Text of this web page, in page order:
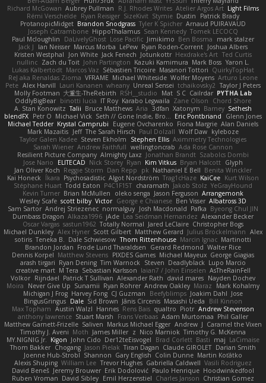
Richard McGowan Aubrey Pullman R.J. Rhodes Writes Atelier Argos Art Light Films
Rémi Verschelde Ryan Reisiger SizeKivit Stymie Dustin
Patrick Brady
ProtanopicMidget Brandon Snodgrass Tyler K Spicher Arnaud PUIRAVAUD
Joseph Catrambone HippoThalamus Sean Kennedy Tomek LECOCQ
Paul Mcloughlin
DaLivelyGhost Lose Pacific Jimikimo Ben Bosma
mark stalzer
Jack J
Ian Neisser Marcus Morba LePew Ryan Roden-Corrent Joshua Albers
Kristen Westphal
Jon White Jack Fenech Jotunkottr Hexdrake's Art Ted Curtis
nullinc Zach du Toit John Partington Kazuki Kamimura Mark Boss Yaron L.
Lukas Kalbertodt Marcos Vaz Sébastien Tricoire Masanori Tottori QuirkyTopHat
ReJ aka Renaldas Zioma VFRAME Michael Whiteside Wolfer Moyens Arturo Leone
Pete Alex Harvill Lauri Kananen wheany Unreal Sensei tchaikovsky2 Taylor J Peters
Molly Footman 大重生-TheRebirth RSH__studio Mat S C Cailrdar PYTHA Lab
OddlyBigBear binotti lucia IT Roy Karabo Legwaila Zane Olson
Chord Shore
A. Stan Konowitz Talii Bruce Matthews Aria 3dfan Xatonym Barney Sethesh
blendFX Petr O Michael Vick Seth // Gone Indie, Bro... Eric Pontbriand
Glenn Jones
Michael Tedder Krystal Camprubi Eugene Ovcharenko Fiona Margrie Alan Daniels
Mark Mazaitis Jeff The Sarah Hirsch Paul Dolzall Wolf Daw kyleboze
Taylor Galen Kadee Steven Ekholm Stephen Ellis Aximmetry Technologies
Sarah Wiener Andrew Faithfull wellingtoncrab Ada Rose Cannon
Resilient Picture Company Almighty Laxz Jonathan Brandt Szabolcs Dombi
Jose Nario
ELITECAD Nick Storey Ryan Kim Vitkus Bryan Halcott Glyph
Jan Oliver Koch Reggie Storm Dan Repp pk Nathaniel E Bell Benita Winckler
Kai Honeck
Íkara Psychosadistic Algot Nordström Trag1cHaze KaiCee Kurt Wilson
Stéphane Huart Todd Eaton P4C1F15T charamath Jakob Stolz YeGrayHound
Kevin Turner Brian McMullen oleko senga Jason Ferguson Arrangemonk
Wesley Scafe scott bilby Victor George e Chianese Ben Visser Albatross 3D
Sam Sartor Andrej Striezenec normalguy Josh Macdonald Pafka Byeong Chul JIN
Dumbass Dragon Alkaza1996 jAde Lea Seidman Hernandez Alexander Becker
Oscar Vargas sastun1962 Totally Normal Jared LeClaire Christopher Bogs
Michael Dunkley Alex Hyner Scott Gilbert Matthew Gerard Julius Brockelmann Alex
sotiris Teneka B. Dale Schwiesow Thom Rittenhouse Marcin Ignac Martinotti
Brandon Jordan Frode Lund Tharaldsen Gerard Redmond Walter Rice
Dennis Korpel Matthew Stevens PIXDES Games Michael Mayeux George Giagias
arash tirgari Ryan Dening Tim Warnock Steven Deadlyblack Lupo Marcio
creative mart M Tera Sebastian Karlsson Iaian7 / John Einselen AsTheRainFell
Volkor Rijndael Patrick T Sullivan Alexander Rath david mares Nayden Dochev
Moira
Never Give Up Sunamii Ryan Rohrer Andrew Oakley Maraz
Mark Kohalmy
Michigan J Frog Harvey Fong CJ Guzman Beefyblimps Joakim Dahl Jose
BingusGringus Dale Sid Brown Jānis Circenis Masashi Ueda
Bill Kinnon
Max Topham Austin Walzl Hannes Rens Bais qualtro Piotr Andrew Stevenson
anthony lawrence Stuart Marsh Frans Verbaas Adam Murtomaa Phil Galler
Matthew Garnett-Frizelle Saliven Markus Michael Egger Andrew J Caramel the Vixen
Timothy J. Aveni Moth James Miller z Nico Marniok Timothy G. McKenna
MY.NIGNIG Jr.
Kigon John Cido Der12teEisvogel Brad Corlett Basti maj LaCimaise
Thom Bakker Chogang Jason Pielak Tiran Dagan Claude GIROLET Darian Smith
Joenne Hub-Strobl Shannon Gary English Colin Dunne Martin Koťátko
Alexis Shuping William Lee Trevor Hughes Gabriella Caldwell Vasili Rodriguez
David Beneš Jeremy Brouwer Erik Dodolović Paulo Henrique Hoodwinkedfool
Ruben Vroman David Sibley Emil Herzenstiel Charles Janson Christian Gomez